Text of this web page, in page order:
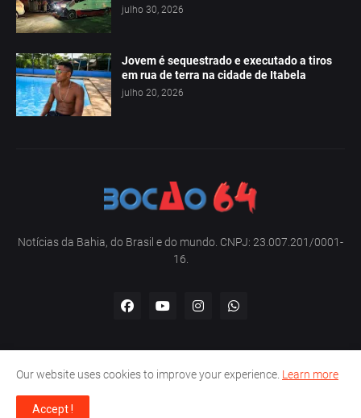
julho 30, 2026
Jovem é sequestrado e executado a tiros
em rua de terra na cidade de Itabela
julho 20, 2026
Notícias da Bahia, do Brasil e do mundo. CNPJ: 23.007.201/0001-
16.
Contato Política de privacidade
Our website uses cookies to improve your experience. Learn more
Accept !